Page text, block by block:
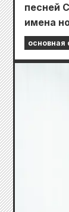
песней
имена
основная